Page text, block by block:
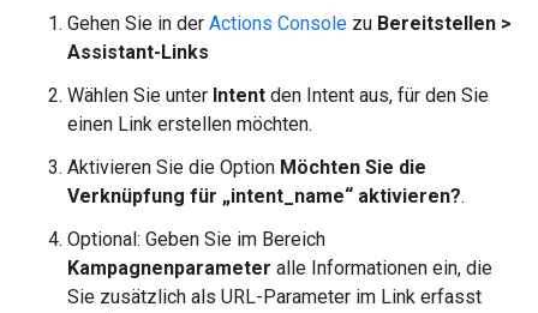
Gehen Sie in der Actions Console zu Bereitstellen >
Assistant-Links
Wählen Sie unter Intent den Intent aus, für den Sie
einen Link erstellen möchten.
Aktivieren Sie die Option Möchten Sie die
Verknüpfung für „intent_name“ aktivieren?.
Optional: Geben Sie im Bereich
Kampagnenparameter alle Informationen ein, die
Sie zusätzlich als URL-Parameter im Link erfasst